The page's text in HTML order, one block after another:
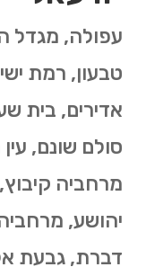
עפולה, מגדל
טבעון, רמת
אדירים, בית
סולם שונם,
מרחביה
יהושע,
דברת, גבעת